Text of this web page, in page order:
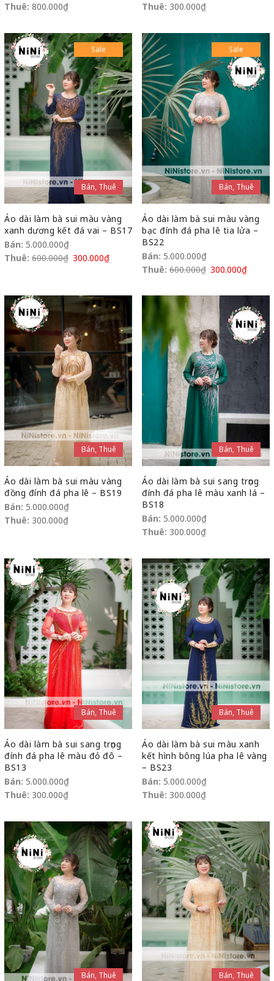
Thuê: 800.000₫
Thuê: 300.000₫
Bán, Thuê
Sale
Áo dài làm bà sui màu vàng
xanh dương kết đá vai – BS17
Bán: 5.000.000₫
Thuê: 600.000₫ 300.000₫
Bán, Thuê
Sale
Áo dài làm bà sui màu vàng
bạc đính đá pha lê tia lửa –
BS22
Bán: 5.000.000₫
Thuê: 600.000₫ 300.000₫
Bán, Thuê
Áo dài làm bà sui màu vàng
đồng đính đá pha lê – BS19
Bán: 5.000.000₫
Thuê: 300.000₫
Bán, Thuê
Áo dài làm bà sui sang trọng
đính đá pha lê màu xanh lá –
BS18
Bán: 5.000.000₫
Thuê: 300.000₫
Bán, Thuê
Áo dài làm bà sui sang trọng
đính đá pha lê màu đỏ đô –
BS13
Bán: 5.000.000₫
Thuê: 300.000₫
Bán, Thuê
Áo dài làm bà sui màu xanh
kết hình bông lúa pha lê vàng
– BS23
Bán: 5.000.000₫
Thuê: 300.000₫
Bán, Thuê Bán, Thuê